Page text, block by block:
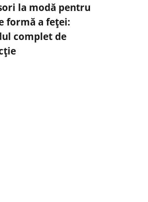
la modă pentru
formă a feței:
complet de